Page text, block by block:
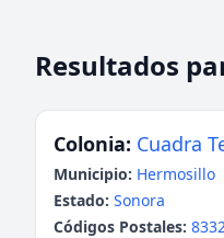
Resultados
Colonia: Cuadra
Municipio: Hermosillo
Estado: Sonora
Códigos Postales: